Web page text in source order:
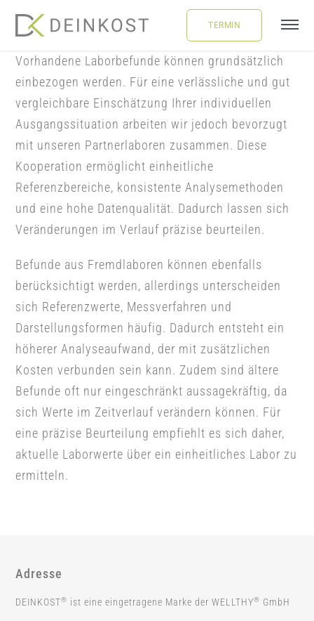
LEISTUNGEN
FAQ
BLOG
BUCHUNG
LOGIN
TERMIN
Vorhandene Laborbefunde können grundsätzlich
einbezogen werden. Für eine verlässliche und gut
vergleichbare Einschätzung Ihrer individuellen
Ausgangssituation arbeiten wir jedoch bevorzugt
mit unseren Partnerlaboren zusammen. Diese
Kooperation ermöglicht einheitliche
Referenzbereiche, konsistente Analysemethoden
und eine hohe Datenqualität. Dadurch lassen sich
Veränderungen im Verlauf präzise beurteilen.
Befunde aus Fremdlaboren können ebenfalls
berücksichtigt werden, allerdings unterscheiden
sich Referenzwerte, Messverfahren und
Darstellungsformen häufig. Dadurch entsteht ein
höherer Analyseaufwand, der mit zusätzlichen
Kosten verbunden sein kann. Zudem sind ältere
Befunde oft nur eingeschränkt aussagekräftig, da
sich Werte im Zeitverlauf verändern können. Für
eine präzise Beurteilung empfiehlt es sich daher,
aktuelle Laborwerte über ein einheitliches Labor zu
ermitteln.
Adresse
DEINKOST® ist eine eingetragene Marke der WELLTHY® GmbH